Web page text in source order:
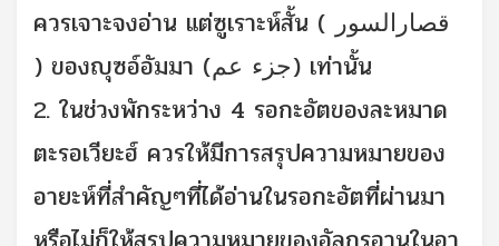
ควรเจาะจงอ่าน แต่ซูเราะห์สั้น ( قصارالسور
) ของญุซอ์อัมมา (جزء عم) เท่านั้น
2. ในช่วงพักระหว่าง 4 รอกะอัตของละหมาด
ตะรอเวียะฮ์ ควรให้มีการสรุปความหมายของ
อายะห์ที่สำคัญๆที่ได้อ่านในรอกะอัตที่ผ่านมา